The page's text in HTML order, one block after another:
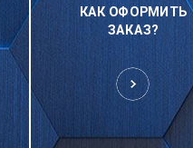
КАК ОФОРМИТЬ
ЗАКАЗ?